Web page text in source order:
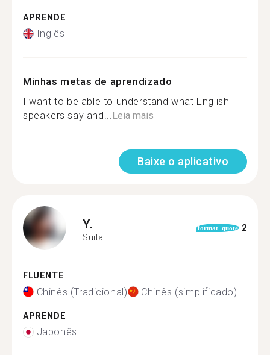
APRENDE
Inglês
Minhas metas de aprendizado
I want to be able to understand what English
speakers say and...Leia mais
Baixe o aplicativo
Y.
Suita
format_quote 2
FLUENTE
Chinês (Tradicional) Chinês (simplificado)
APRENDE
Japonês